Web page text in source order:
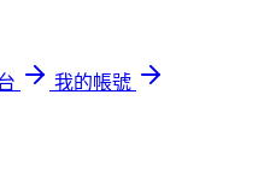
我的帳號